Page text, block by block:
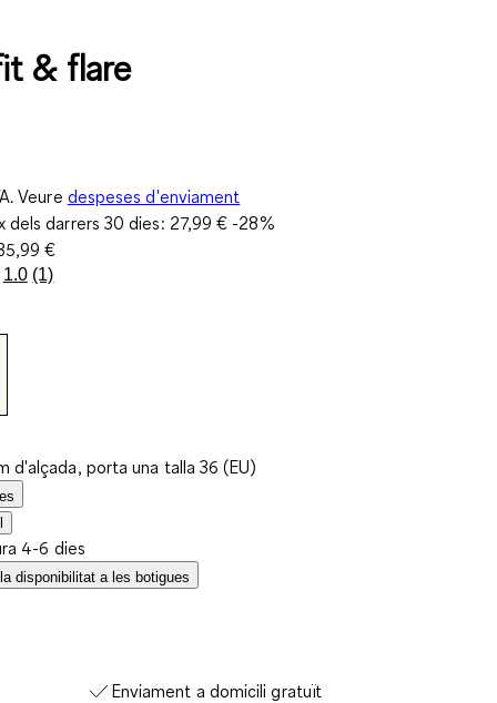
& flare
Veure despeses d'enviament
dels darrers 30 dies: 27,99 € -28%
€
1.0 Llegeix
(1)
d'alçada, porta una talla 36 (EU)
4-6 dies
disponibilitat a les botigues
Enviament a domicili gratuït